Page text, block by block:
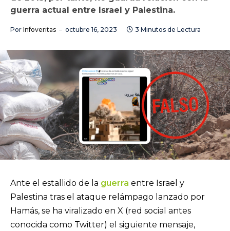
guerra actual entre Israel y Palestina.
Por Infoveritas octubre 16, 2023 3 Minutos de Lectura
Ante el estallido de la guerra entre Israel y
Palestina tras el ataque relámpago lanzado por
Hamás, se ha viralizado en X (red social antes
conocida como Twitter) el siguiente mensaje,